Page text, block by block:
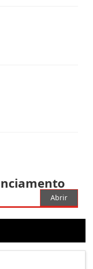
Abrir